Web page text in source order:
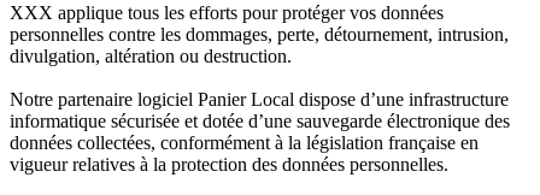
XXX applique tous les efforts pour protéger vos données
personnelles contre les dommages, perte, détournement, intrusion,
divulgation, altération ou destruction.
Notre partenaire logiciel Panier Local dispose d’une infrastructure
informatique sécurisée et dotée d’une sauvegarde électronique des
données collectées, conformément à la législation française en
vigueur relatives à la protection des données personnelles.